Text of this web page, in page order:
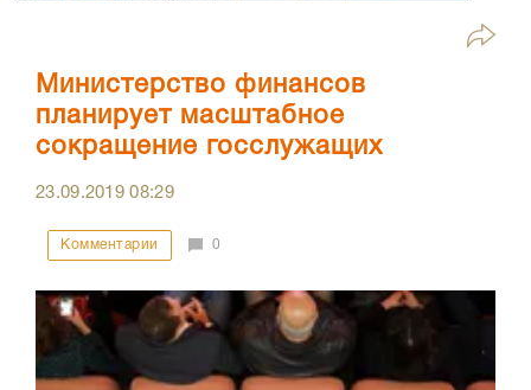
Министерство финансов
планирует масштабное
сокращение госслужащих
23.09.201908:29
Комментарии 0